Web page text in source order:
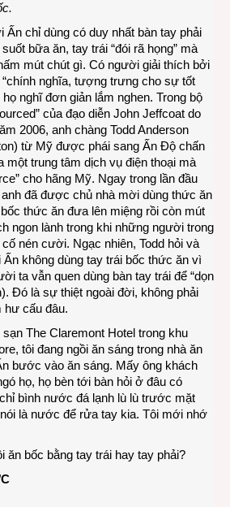
Ấn chỉ dùng có duy nhất bàn tay phải
bữa ăn, tay trái “đói rã họng” mà
mút chút gì. Có người giải thích bởi
nghĩa, tượng trưng cho sự tốt
họ nghĩ đơn giản lắm nghen. Trong bộ
của đạo diễn John Jeffcoat do
2006, anh chàng Todd Anderson
từ Mỹ được phái sang Ấn Độ chấn
một trung tâm dịch vụ điện thoại mà
cho hãng Mỹ. Ngay trong lần đầu
đã được chủ nhà mời dùng thức ăn
thức ăn đưa lên miệng rồi còn mút
ngon lành trong khi những người trong
nén cười. Ngạc nhiên, Todd hỏi và
không dùng tay trái bốc thức ăn vì
ta vẫn quen dùng bàn tay trái để “dọn
Đó là sự thiệt ngoài đời, không phải
hư cấu đâu.
The Claremont Hotel trong khu
tôi đang ngồi ăn sáng trong nhà ăn
bước vào ăn sáng. Mấy ông khách
họ, họ bèn tới bàn hỏi ở đâu có
bình nước đá lạnh lù lù trước mặt
là nước để rửa tay kia. Tôi mới nhớ
ăn bốc bằng tay trái hay tay phải?